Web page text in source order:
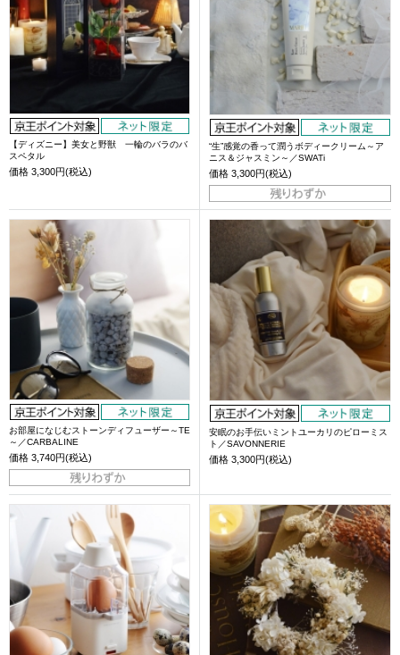
【ディズニー】美女と野獣 一輪のバラのバ
スペタル
価格 3,300円(税込)
“生”感覚の香って潤うボディークリーム～ア
ニス＆ジャスミン～／SWATi
価格 3,300円(税込)
お部屋になじむストーンディフューザー～TE
～／CARBALINE
価格 3,740円(税込)
安眠のお手伝いミントユーカリのピローミス
ト／SAVONNERIE
価格 3,300円(税込)